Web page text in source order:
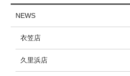
NEWS
衣笠店
久里浜店